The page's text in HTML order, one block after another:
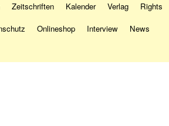
Zeitschriften Kalender Verlag
Rights
Onlineshop Interview
News